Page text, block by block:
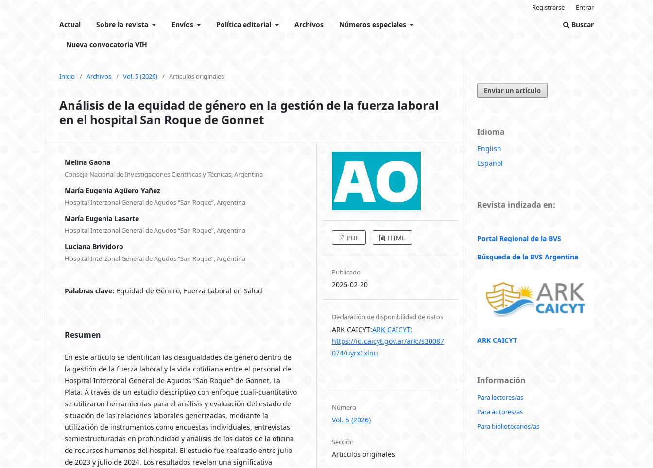
Actual Sobre la revista Envíos Política editorial Archivos Números especiales
Nueva convocatoria VIH
Buscar
Registrarse Entrar
Inicio / Archivos / Vol. 5 (2026) / Articulos originales
Análisis de la equidad de género en la gestión de la fuerza laboral
en el hospital San Roque de Gonnet
Melina Gaona
Consejo Nacional de Investigaciones Científicas y Técnicas, Argentina
María Eugenia Agüero Yañez
Hospital Interzonal General de Agudos “San Roque”, Argentina
María Eugenia Lasarte
Hospital Interzonal General de Agudos “San Roque”, Argentina
Luciana Brividoro
Hospital Interzonal General de Agudos “San Roque”, Argentina
Palabras clave: Equidad de Género, Fuerza Laboral en Salud
Resumen
En este artículo se identifican las desigualdades de género dentro de
la gestión de la fuerza laboral y la vida cotidiana entre el personal del
Hospital Interzonal General de Agudos “San Roque” de Gonnet, La
Plata. A través de un estudio descriptivo con enfoque cuali-cuantitativo
se utilizaron herramientas para el análisis y evaluación del estado de
situación de las relaciones laborales generizadas, mediante la
utilización de instrumentos como encuestas individuales, entrevistas
semiestructuradas en profundidad y análisis de los datos de la oficina
de recursos humanos del hospital. El estudio fue realizado entre julio
de 2023 y julio de 2024. Los resultados revelan una significativa
PDF HTML
Publicado
2026-02-20
Declaración de disponibilidad de datos
ARK CAICYT:ARK CAICYT:
https://id.caicyt.gov.ar/ark:/s30087
074/uyrx1xlnu
Número
Vol. 5 (2026)
Sección
Articulos originales
Enviar un artículo
Idioma
English
Español
Revista indizada en:
Portal Regional de la BVS
Búsqueda de la BVS Argentina
ARK CAICYT
Información
Para lectores/as
Para autores/as
Para bibliotecarios/as